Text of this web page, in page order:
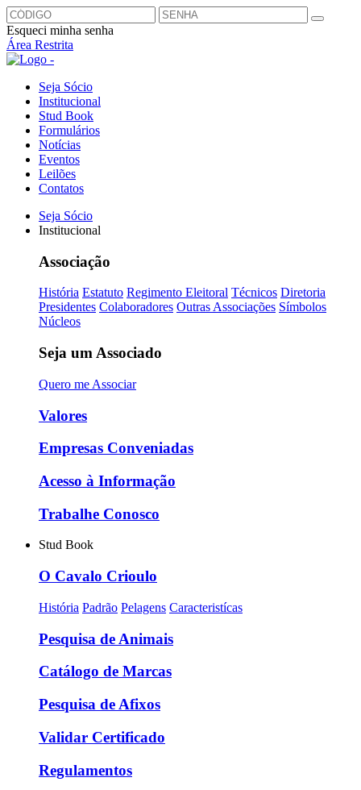
Esqueci minha senha
Área Restrita
Seja Sócio
Institucional
Stud Book
Formulários
Notícias
Eventos
Leilões
Contatos
Seja Sócio
Institucional
Associação
História Estatuto Regimento Eleitoral Técnicos Diretoria
Presidentes Colaboradores Outras Associações Símbolos
Núcleos
Seja um Associado
Quero me Associar
Valores
Empresas Conveniadas
Acesso à Informação
Trabalhe Conosco
Stud Book
O Cavalo Crioulo
História Padrão Pelagens Caracteristícas
Pesquisa de Animais
Catálogo de Marcas
Pesquisa de Afixos
Validar Certificado
Regulamentos